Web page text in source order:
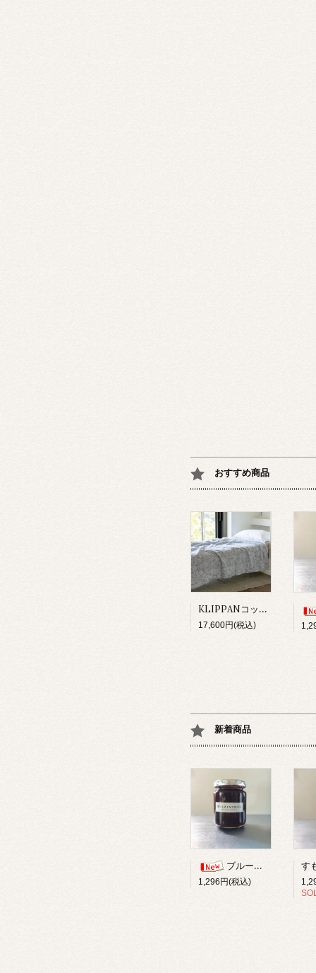
おすすめ商品
KLIPPANコットンスロー/サンフラワーブルー
17,600円(税込)
新着商品
ブルーベリー柚子ジャム
1,296円(税込)